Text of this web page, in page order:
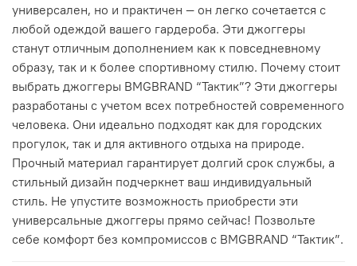
универсален, но и практичен — он легко сочетается с
любой одеждой вашего гардероба. Эти джоггеры
станут отличным дополнением как к повседневному
образу, так и к более спортивному стилю. Почему стоит
выбрать джоггеры BMGBRAND “Тактик”? Эти джоггеры
разработаны с учетом всех потребностей современного
человека. Они идеально подходят как для городских
прогулок, так и для активного отдыха на природе.
Прочный материал гарантирует долгий срок службы, а
стильный дизайн подчеркнет ваш индивидуальный
стиль. Не упустите возможность приобрести эти
универсальные джоггеры прямо сейчас! Позвольте
себе комфорт без компромиссов с BMGBRAND “Тактик”.